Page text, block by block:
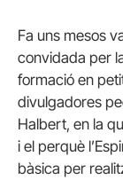
Fa uns mesos
convidada per
formació en
divulgadores
Halbert, en la
i el perquè
bàsica per